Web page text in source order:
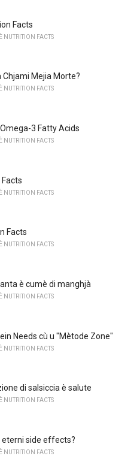
Facts
NUTRITION FACTS
Chjami Mejia Morte?
NUTRITION FACTS
3 Fatty Acids
NUTRITION FACTS
NUTRITION FACTS
Facts
NUTRITION FACTS
è cumè di manghjà
NUTRITION FACTS
Needs cù u "Mètode Zone"
NUTRITION FACTS
di salsiccia è salute
NUTRITION FACTS
eterni side effects?
NUTRITION FACTS